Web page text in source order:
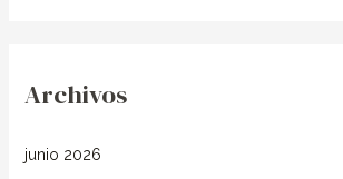
Archivos
junio 2026